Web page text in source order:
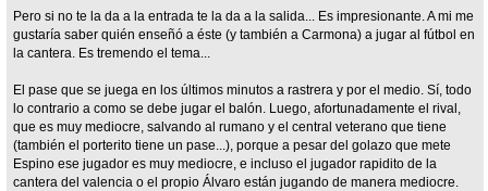
Pero si no te la da a la entrada te la da a la salida... Es impresionante. A mi me
gustaría saber quién enseñó a éste (y también a Carmona) a jugar al fútbol en
la cantera. Es tremendo el tema...
El pase que se juega en los últimos minutos a rastrera y por el medio. Sí, todo
lo contrario a como se debe jugar el balón. Luego, afortunadamente el rival,
que es muy mediocre, salvando al rumano y el central veterano que tiene
(también el porterito tiene un pase...), porque a pesar del golazo que mete
Espino ese jugador es muy mediocre, e incluso el jugador rapidito de la
cantera del valencia o el propio Álvaro están jugando de manera mediocre.